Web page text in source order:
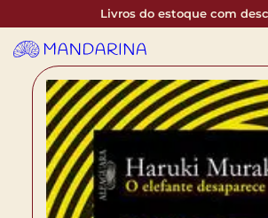
Livros do estoque com